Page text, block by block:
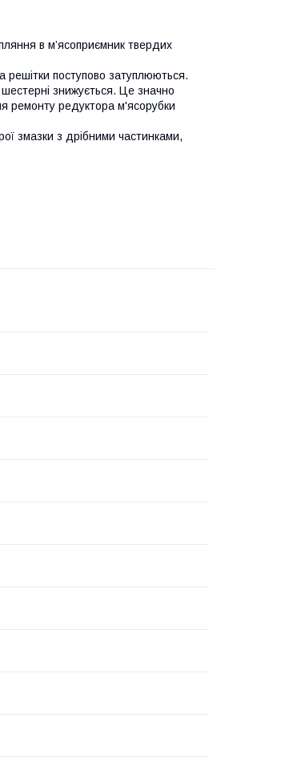
в м’ясоприємник твердих
поступово затуплюються.
знижується. Це значно
ремонту редуктора м'ясорубки
змазки з дрібними частинками,